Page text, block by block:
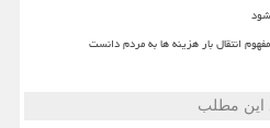
انتقال بار هزینه ها به مردم دانست
این مطلب